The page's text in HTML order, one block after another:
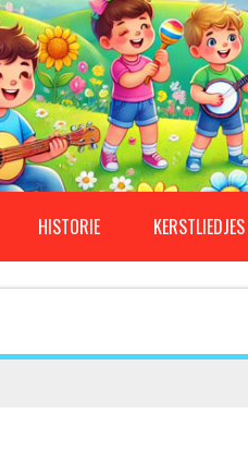
HISTORIE KERSTLIEDJES